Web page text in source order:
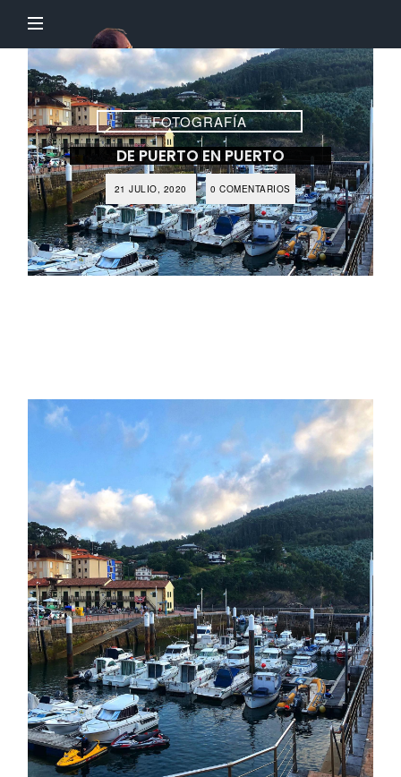
Profesor
Chillón
FOTOGRAFÍA
DE PUERTO EN PUERTO
21 JULIO, 2020 0 COMENTARIOS